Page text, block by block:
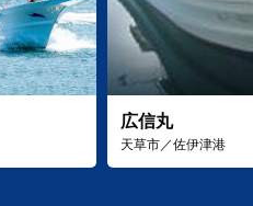
広信丸
天草市／佐伊津港